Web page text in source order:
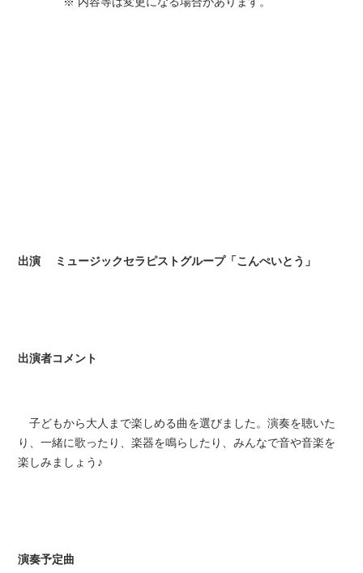
出演 ミュージックセラピストグループ「こんぺいとう」
出演者コメント
子どもから大人まで楽しめる曲を選びました。演奏を聴いた
り、一緒に歌ったり、楽器を鳴らしたり、みんなで音や音楽を
楽しみましょう♪
演奏予定曲